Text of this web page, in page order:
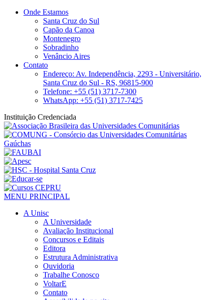
Onde Estamos
Santa Cruz do Sul
Capão da Canoa
Montenegro
Sobradinho
Venâncio Aires
Contato
Endereço: Av. Independência, 2293 - Universitário,
Santa Cruz do Sul - RS, 96815-900
Telefone: +55 (51) 3717-7300
WhatsApp: +55 (51) 3717-7425
Instituição Credenciada
MENU PRINCIPAL
A Unisc
A Universidade
Avaliação Institucional
Concursos e Editais
Editora
Estrutura Administrativa
Ouvidoria
Trabalhe Conosco
VoltarE
Contato